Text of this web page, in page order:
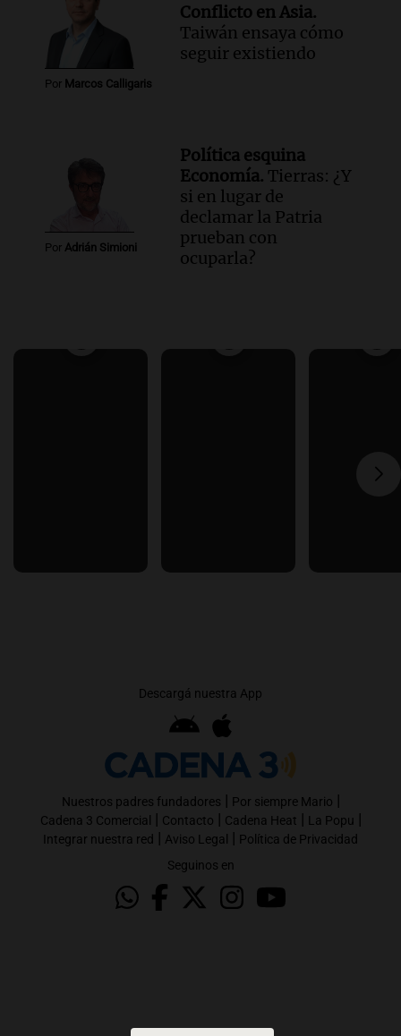
Por Marcos Calligaris
Conflicto en Asia.
Taiwán ensaya cómo
seguir existiendo
Por Adrián Simioni
Política esquina
Economía. Tierras: ¿Y
si en lugar de
declamar la Patria
prueban con
ocuparla?
Descargá nuestra App
Nuestros padres fundadores | Por siempre Mario |
Cadena 3 Comercial | Contacto | Cadena Heat | La Popu |
Integrar nuestra red | Aviso Legal | Política de Privacidad
Seguinos en